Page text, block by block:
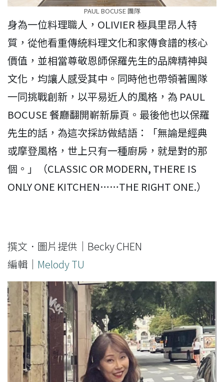
PAUL BOCUSE 團隊
身為一位料理職人，OLIVIER 極具里昂人特
質，從他看重傳統料理文化和家傳食譜的核心
價值，並相當尊敬恩師保羅先生的品牌精神與
文化，均讓人感受其中。同時他也帶領著團隊
一同挑戰創新，以平易近人的風格，為 PAUL
BOCUSE 餐廳翻開嶄新扉頁。最後他也以保羅
先生的話，為這次採訪做結語：「無論是經典
或摩登風格，世上只有一種廚房，就是對的那
個。」（CLASSIC OR MODERN, THERE IS
ONLY ONE KITCHEN……THE RIGHT ONE.）
撰文．圖片提供｜Becky CHEN
編輯｜ Melody TU